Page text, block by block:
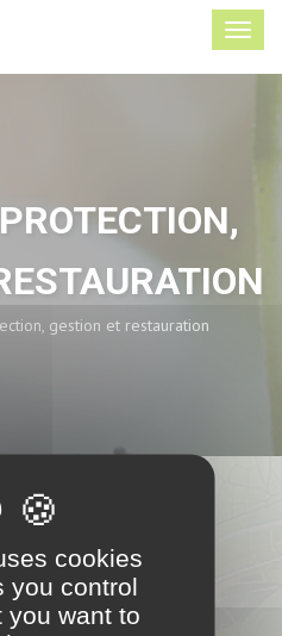
gestion et restauration
cookies
you control
you want to